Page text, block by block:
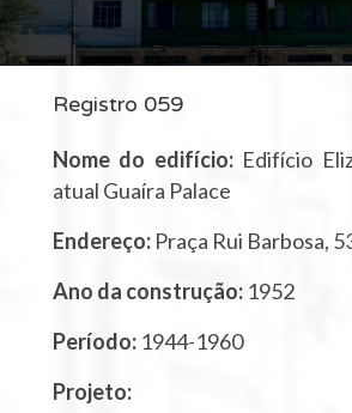
Registro 059
Nome do edifício:Edifício
atual Guaíra Palace
Endereço: Praça Rui Barbosa,
Ano da construção: 1952
Período: 1944-1960
Projeto: